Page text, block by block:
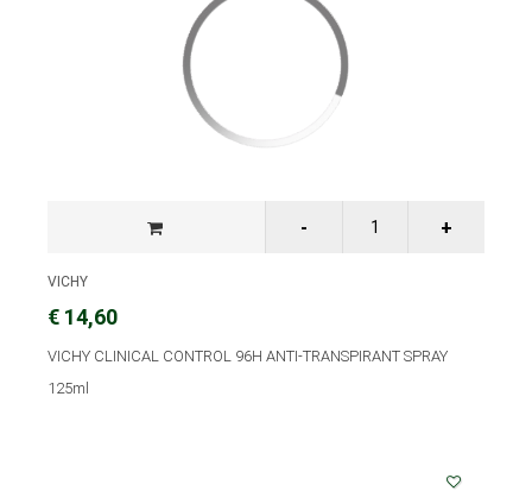
VICHY
€ 14,60
VICHY CLINICAL CONTROL 96H ANTI-TRANSPIRANT SPRAY
125ml